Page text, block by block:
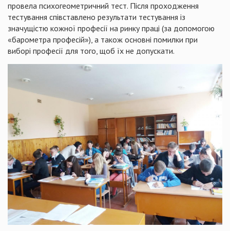
провела психогеометричний тест. Після проходження
тестування співставлено результати тестування із
значущістю кожної професії на ринку праці (за допомогою
«барометра професій»), а також основні помилки при
виборі професії для того, щоб їх не допускати.